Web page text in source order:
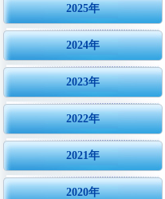
2025年
2024年
2023年
2022年
2021年
2020年